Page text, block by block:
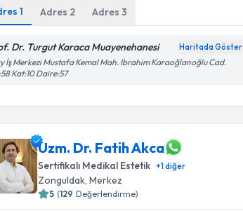
1 Adres 2 Adres3
Dr. Turgut Karaca Muayenehanesi Haritada Göster
İş Merkezi Mustafa Kemal Mah. Ibrahim Karaoğlanoğlu Cad.
Kat:10 Daire:57
Uzm. Dr. Fatih Akca
Sertifikalı Medikal Estetik +1diğer
Zonguldak,Merkez
5 (129 Değerlendirme)